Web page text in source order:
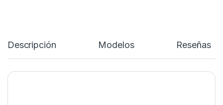
Descripción Modelos Reseñas